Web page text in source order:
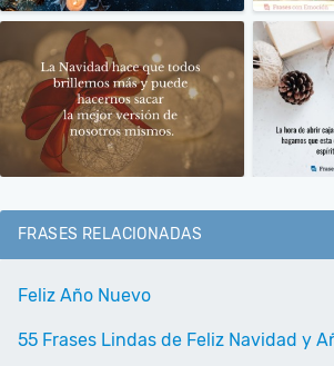
FRASES RELACIONADAS
Feliz Año Nuevo
55 Frases Lindas de Feliz Navidad y